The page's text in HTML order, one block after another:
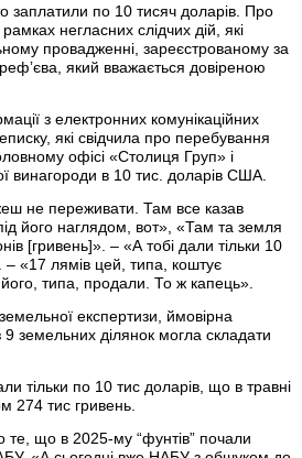
заплатили по 10 тисяч доларів. Про
негласних слідчих дій, які
провадженні, зареєстрованому за
який вважається довіреною
з електронних комунікаційних
які свідчила про перебування
офісі «Столиця Груп» і
винагороди в 10 тис. доларів США.
не переживати. Там все казав
його наглядом, вот», «Там та земля
[гривень]». – «А тобі дали тільки 10
– «17 лямів цей, типа, коштує
типа, продали. То ж капець».
експертизи, ймовірна
9 земельних ділянок могла складати
тільки по 10 тис доларів, що в травні
274 тис гривень.
те, що в 2025-му “фунтів” почали